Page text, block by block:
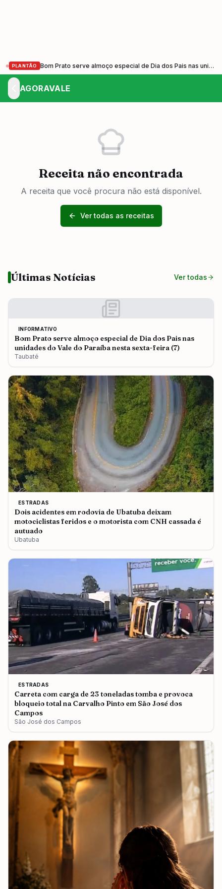
PLANTÃO Bom Prato serve almoço especial de Dia dos Pais nas unidades do Vale do Paraíba nesta sexta-feira (7)
AGORAVALE
Receita não encontrada
A receita que você procura não está disponível.
Ver todas as receitas
Últimas Notícias Ver todas
INFORMATIVO
Bom Prato serve almoço especial de Dia dos Pais nas
unidades do Vale do Paraíba nesta sexta-feira (7)
Taubaté
ESTRADAS
Dois acidentes em rodovia de Ubatuba deixam
motociclistas feridos e o motorista com CNH cassada é
autuado
Ubatuba
ESTRADAS
Carreta com carga de 23 toneladas tomba e provoca
bloqueio total na Carvalho Pinto em São José dos
Campos
São José dos Campos